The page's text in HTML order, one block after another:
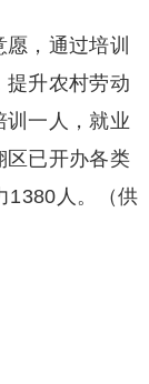
，通过培训
提升农村劳动
训一人，就业
区已开办各类
1380人。（供